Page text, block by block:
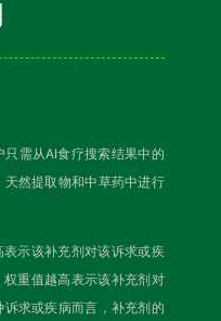
需从AI食疗搜索结果中的
然提取物和中草药中进行
示该补充剂对该诉求或疾
重值越高表示该补充剂对
求或疾病而言，补充剂的